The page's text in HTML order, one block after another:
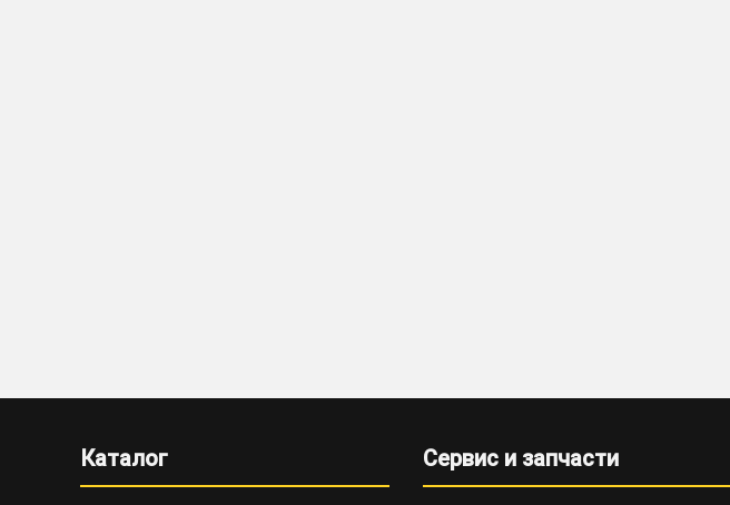
Каталог Сервис и запчасти